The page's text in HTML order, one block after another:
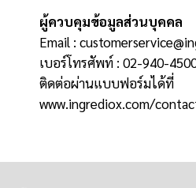
ผู้ควบคุมข้อมูลส่วนบุคคล
Email :
เบอร์โทรศัพท์ : 02-940-
ติดต่อผ่านแบบฟอร์มได้ที่
www.ingrediox.com/